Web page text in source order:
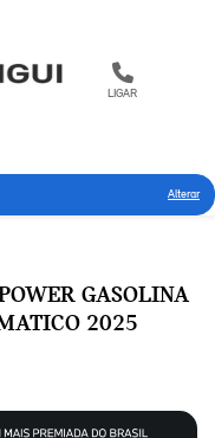
LIGAR
Alterar
GASOLINA
2025